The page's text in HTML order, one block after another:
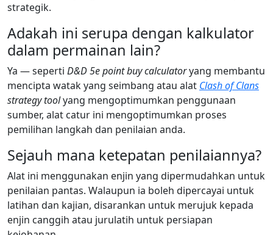
strategik.
Adakah ini serupa dengan kalkulator
dalam permainan lain?
Ya — seperti D&D 5e point buy calculatoryang membantu
mencipta watak yang seimbang atau alat Clash of Clans
strategy toolyang mengoptimumkan penggunaan
sumber, alat catur ini mengoptimumkan proses
pemilihan langkah dan penilaian anda.
Sejauh mana ketepatan penilaiannya?
Alat ini menggunakan enjin yang dipermudahkan untuk
penilaian pantas. Walaupun ia boleh dipercayai untuk
latihan dan kajian, disarankan untuk merujuk kepada
enjin canggih atau jurulatih untuk persiapan